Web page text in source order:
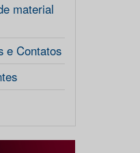
material
e Contatos